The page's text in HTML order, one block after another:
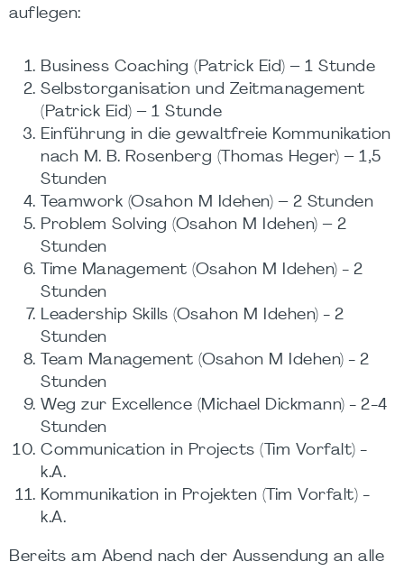
auflegen:
Business Coaching (Patrick Eid) – 1 Stunde
Selbstorganisation und Zeitmanagement
(Patrick Eid) – 1 Stunde
Einführung in die gewaltfreie Kommunikation
nach M. B. Rosenberg (Thomas Heger) – 1,5
Stunden
Teamwork (Osahon M Idehen) – 2 Stunden
Problem Solving (Osahon M Idehen) – 2
Stunden
Time Management (Osahon M Idehen) - 2
Stunden
Leadership Skills (Osahon M Idehen) - 2
Stunden
Team Management (Osahon M Idehen) - 2
Stunden
Weg zur Excellence (Michael Dickmann) - 2-4
Stunden
Communication in Projects (Tim Vorfalt) -
k.A.
Kommunikation in Projekten (Tim Vorfalt) -
k.A.
Bereits am Abend nach der Aussendung an alle